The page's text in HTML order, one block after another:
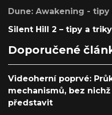
Dune: Awakening -
Silent Hill 2 – tipy a triky
Doporučené
Videoherní poprvé:
mechanismů, bez
představit